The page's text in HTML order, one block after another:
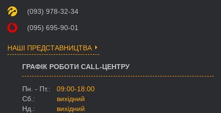
(093) 978-32-34
(095) 695-90-01
НАШІ ПРЕДСТАВНИЦТВА
ГРАФІК РОБОТИ CALL-ЦЕНТРУ
Пн. - Пт.:
09:00-18:00
Сб.:
вихідний
Нд.:
вихідний